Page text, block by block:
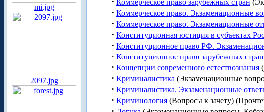
mi.jpg
2097.jpg
Коммерческое право зарубежных стран
· Коммерческое право. Экзаменационные
· Коммерческое право. Экзаменационные
· Конституционная юстиция в субъектах
· Конституционное право РФ.
· Конституционное право зарубежных стран
· Концепции современного естествознания
· Криминалистика (Экзаменационные
· Криминалистика. Экзаменационные
· Криминология (Вопросы к зачету)